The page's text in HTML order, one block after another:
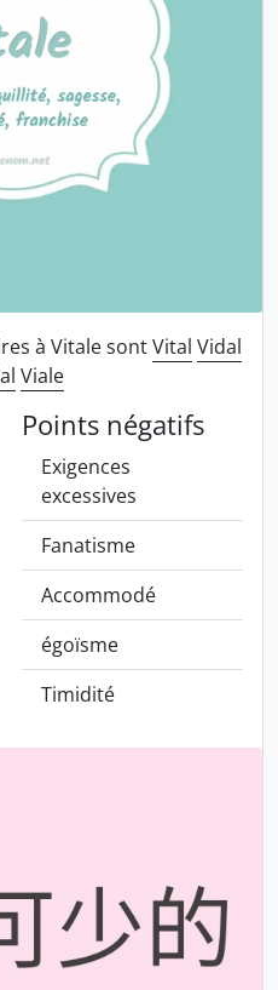
à Vitale sontVital Vidal
Viale
Points négatifs
Exigences
excessives
Fanatisme
Accommodé
égoïsme
Timidité